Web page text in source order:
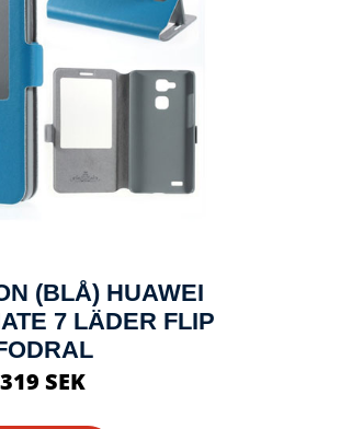
(BLÅ) HUAWEI
7 LÄDER FLIP
319 SEK